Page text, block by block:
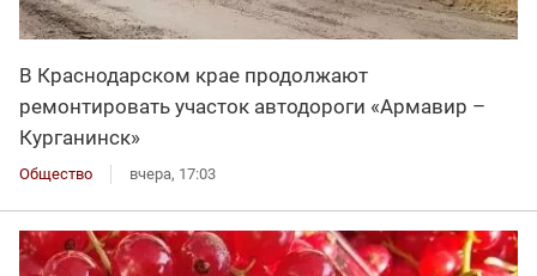
В Краснодарском крае продолжают
ремонтировать участок автодороги «Армавир –
Курганинск»
Общество вчера, 17:03